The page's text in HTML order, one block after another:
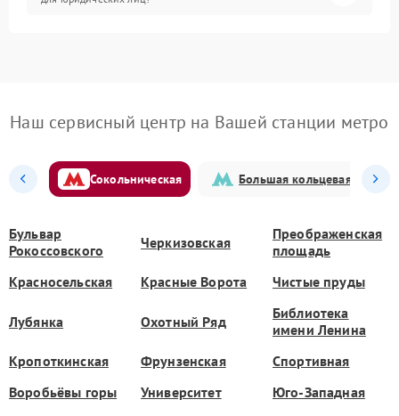
Наш сервисный центр на Вашей станции метро
Сокольническая Большая кольцевая
Бульвар
Рокоссовского
Черкизовская
Преображенская
площадь
Красносельская
Красные Ворота Чистые пруды
Лубянка Охотный Ряд
Библиотека
имени Ленина
Кропоткинская
Фрунзенская
Спортивная
Воробьёвы горы
Университет
Юго-Западная